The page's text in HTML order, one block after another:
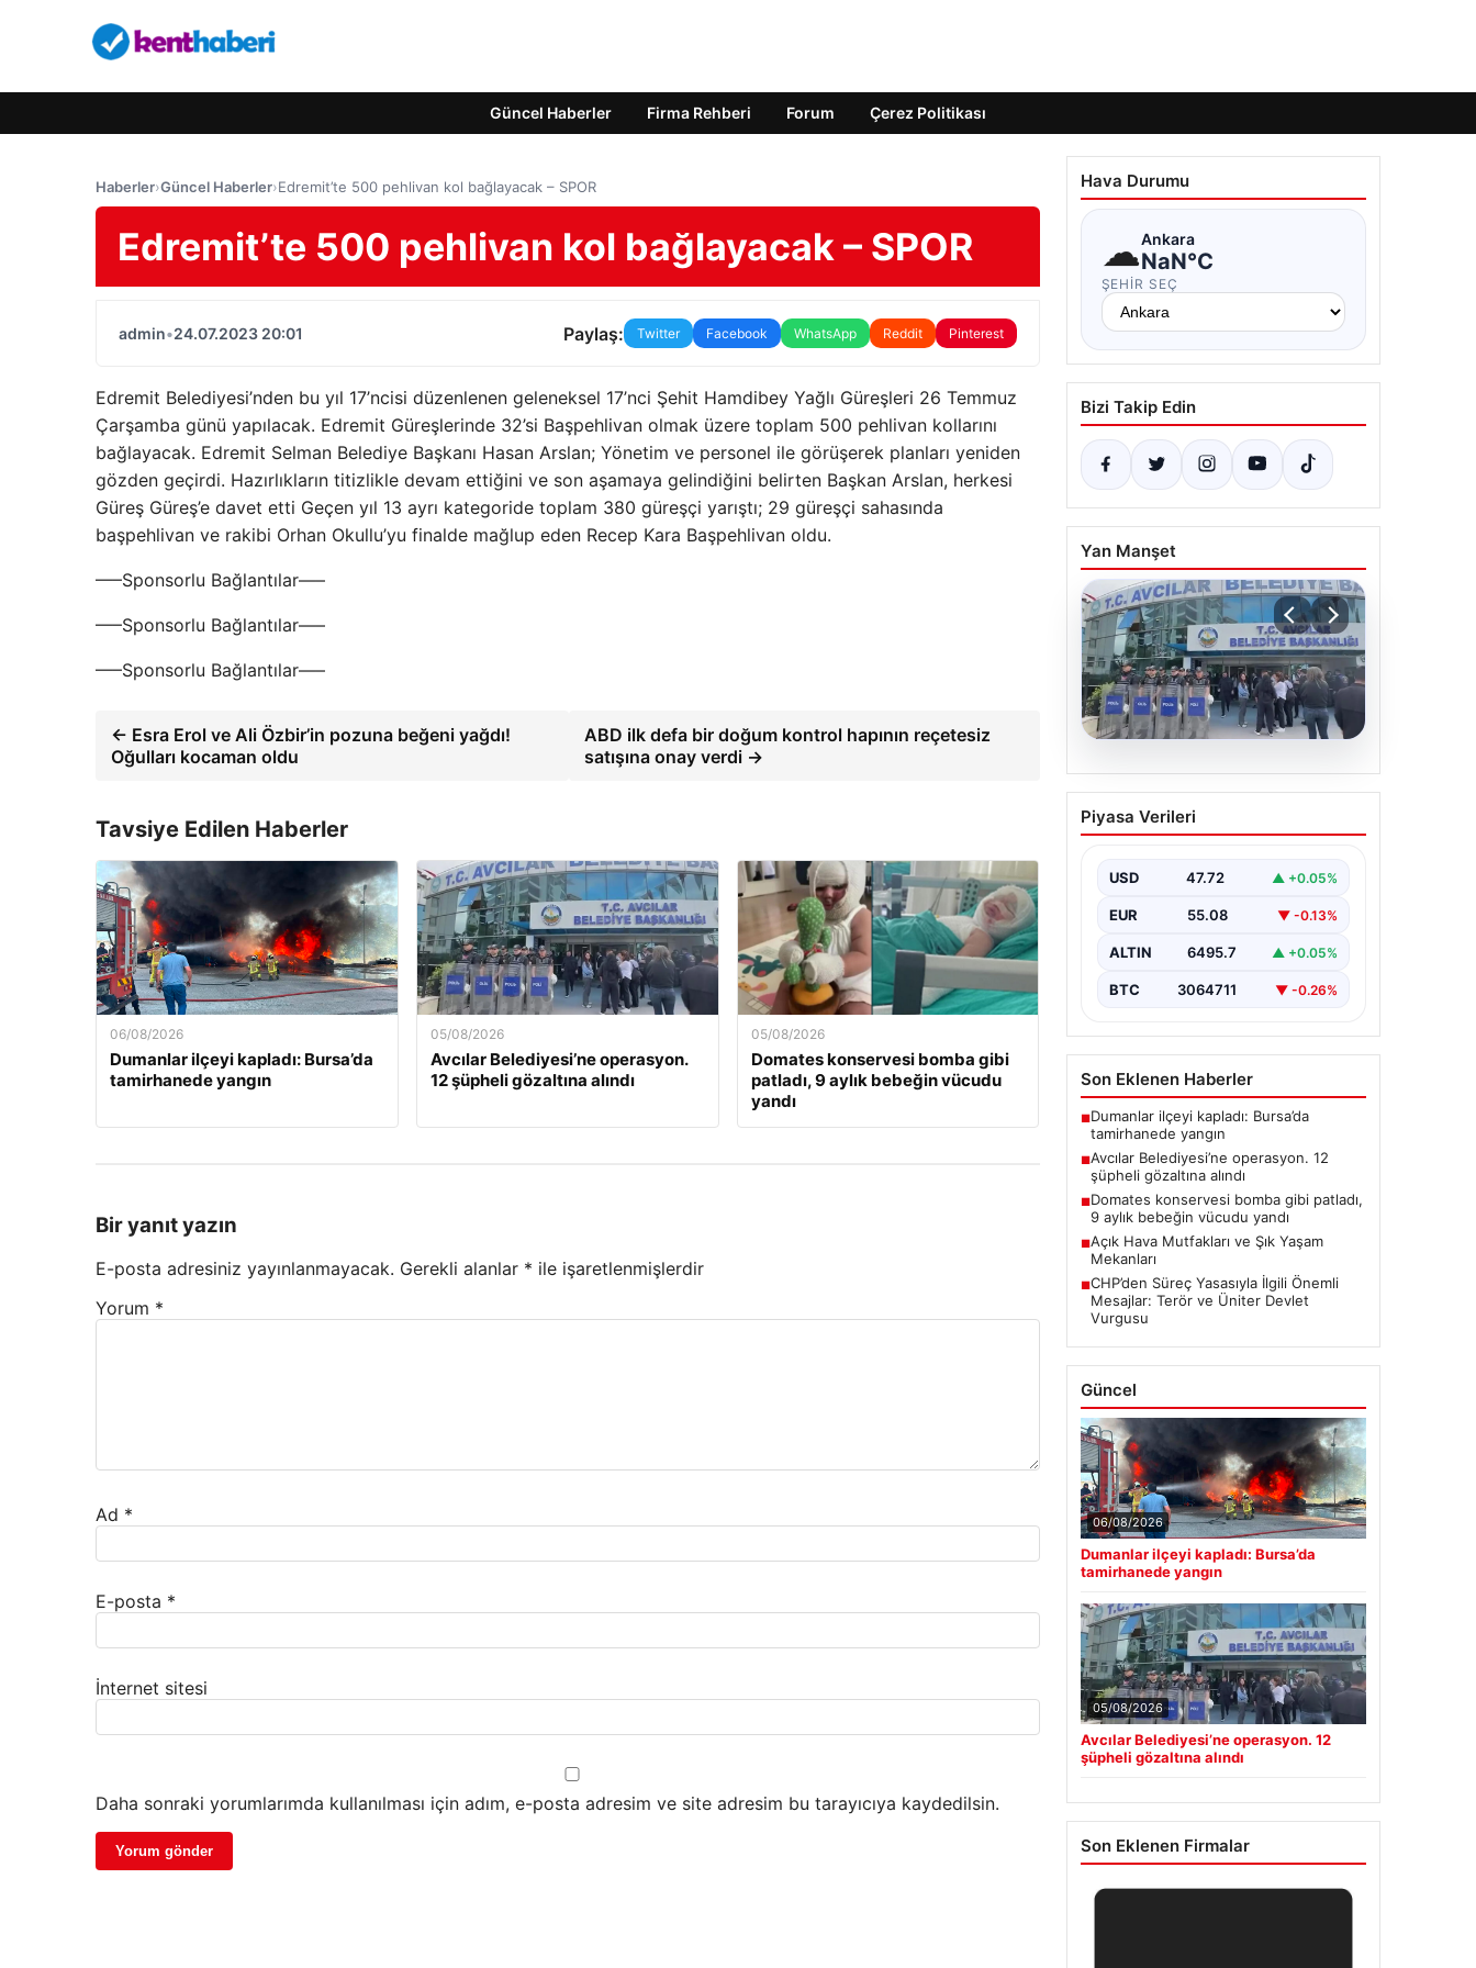
Güncel Haberler Firma Rehberi Forum Çerez Politikası
Haberler›Güncel Haberler›Edremit’te 500 pehlivan kol bağlayacak – SPOR
Edremit’te 500 pehlivan kol bağlayacak – SPOR
admin•24.07.2023 20:01 Paylaş: Twitter Facebook WhatsApp Reddit Pinterest
Edremit Belediyesi’nden bu yıl 17’ncisi düzenlenen geleneksel 17’nci Şehit Hamdibey Yağlı Güreşleri 26 Temmuz
Çarşamba günü yapılacak. Edremit Güreşlerinde 32’si Başpehlivan olmak üzere toplam 500 pehlivan kollarını
bağlayacak. Edremit Selman Belediye Başkanı Hasan Arslan; Yönetim ve personel ile görüşerek planları yeniden
gözden geçirdi. Hazırlıkların titizlikle devam ettiğini ve son aşamaya gelindiğini belirten Başkan Arslan, herkesi
Güreş Güreş’e davet etti Geçen yıl 13 ayrı kategoride toplam 380 güreşçi yarıştı; 29 güreşçi sahasında
başpehlivan ve rakibi Orhan Okullu’yu finalde mağlup eden Recep Kara Başpehlivan oldu.
—–Sponsorlu Bağlantılar—–
—–Sponsorlu Bağlantılar—–
—–Sponsorlu Bağlantılar—–
← Esra Erol ve Ali Özbir’in pozuna beğeni yağdı!
Oğulları kocaman oldu
ABD ilk defa bir doğum kontrol hapının reçetesiz
satışına onay verdi →
Tavsiye Edilen Haberler
06/08/2026
Dumanlar ilçeyi kapladı: Bursa’da
tamirhanede yangın
05/08/2026
Avcılar Belediyesi’ne operasyon.
12 şüpheli gözaltına alındı
05/08/2026
Domates konservesi bomba gibi
patladı, 9 aylık bebeğin vücudu
yandı
Bir yanıt yazın
E-posta adresiniz yayınlanmayacak. Gerekli alanlar * ile işaretlenmişlerdir
Yorum *
Ad *
E-posta *
İnternet sitesi
Daha sonraki yorumlarımda kullanılması için adım, e-posta adresim ve site adresim bu tarayıcıya kaydedilsin.
Hava Durumu
☁Ankara
NaN°C
ŞEHIR SEÇ
Bizi Takip Edin
Yan Manşet
05.08.2026
Avcılar Belediyesi’ne
operasyon. 12 şüpheli
Piyasa Verileri
USD 47.72 ▲ +0.05%
EUR 55.08 ▼ -0.13%
ALTIN 6495.7 ▲ +0.05%
BTC 3064711 ▼ -0.26%
Son Eklenen Haberler
■Dumanlar ilçeyi kapladı: Bursa’da
tamirhanede yangın
■Avcılar Belediyesi’ne operasyon. 12
şüpheli gözaltına alındı
■Domates konservesi bomba gibi patladı,
9 aylık bebeğin vücudu yandı
■Açık Hava Mutfakları ve Şık Yaşam
Mekanları
■CHP’den Süreç Yasasıyla İlgili Önemli
Mesajlar: Terör ve Üniter Devlet
Vurgusu
Güncel
06/08/2026
Dumanlar ilçeyi kapladı: Bursa’da
tamirhanede yangın
05/08/2026
Avcılar Belediyesi’ne operasyon. 12
şüpheli gözaltına alındı
Son Eklenen Firmalar